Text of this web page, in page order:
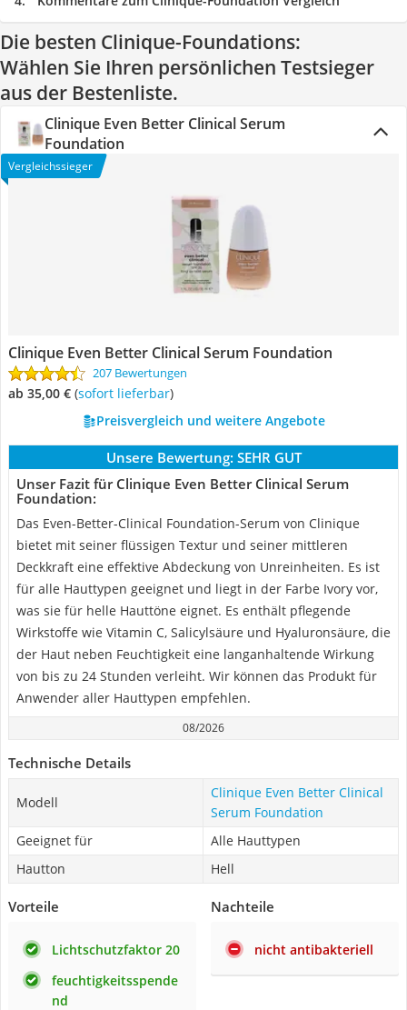
Die besten Clinique-Foundations:
Wählen Sie Ihren persönlichen Testsieger
aus der Bestenliste.
Clinique Even Better Clinical Serum
Foundation
Vergleichssieger
Clinique Even Better Clinical Serum Foundation
207 Bewertungen
ab 35,00 € ( Sofort lieferbar)
Preisvergleich und weitere Angebote
Unsere Bewertung: SEHR GUT
Unser Fazit für Clinique Even Better Clinical Serum
Foundation:
Das Even-Better-Clinical Foundation-Serum von Clinique
bietet mit seiner flüssigen Textur und seiner mittleren
Deckkraft eine effektive Abdeckung von Unreinheiten. Es ist
für alle Hauttypen geeignet und liegt in der Farbe Ivory vor,
was sie für helle Hauttöne eignet. Es enthält pflegende
Wirkstoffe wie Vitamin C, Salicylsäure und Hyaluronsäure, die
der Haut neben Feuchtigkeit eine langanhaltende Wirkung
von bis zu 24 Stunden verleiht. Wir können das Produkt für
Anwender aller Hauttypen empfehlen.
08/2026
Technische Details
Modell
Clinique Even Better Clinical
Serum Foundation
Geeignet für
Alle Hauttypen
Hautton
Hell
Vorteile
Lichtschutzfaktor 20
feuchtigkeitsspende
nd
Nachteile
nicht antibakteriell